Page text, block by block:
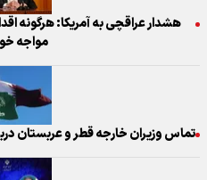
هشدار عراقچی به آمریکا: هرگونه
مواجه
تماس وزیران خارجه قطر و عربستان